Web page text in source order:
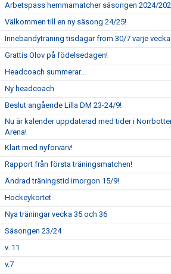
Arbetspass hemmamatcher säsongen 2024/
Välkommen till en ny säsong 24/25!
Innebandyträning tisdagar from 30/7 varje vecka
Grattis Olov på födelsedagen!
Headcoach summerar...
Ny headcoach
Beslut angående Lilla DM 23-24/9!
Nu är kalender uppdaterad med tider i
Arena!
Klart med nyförvärv!
Rapport från första träningsmatchen!
Ändrad träningstid imorgon 15/9!
Hockeykortet
Nya träningar vecka 35 och 36
Säsongen 23/24
v. 11
v.7